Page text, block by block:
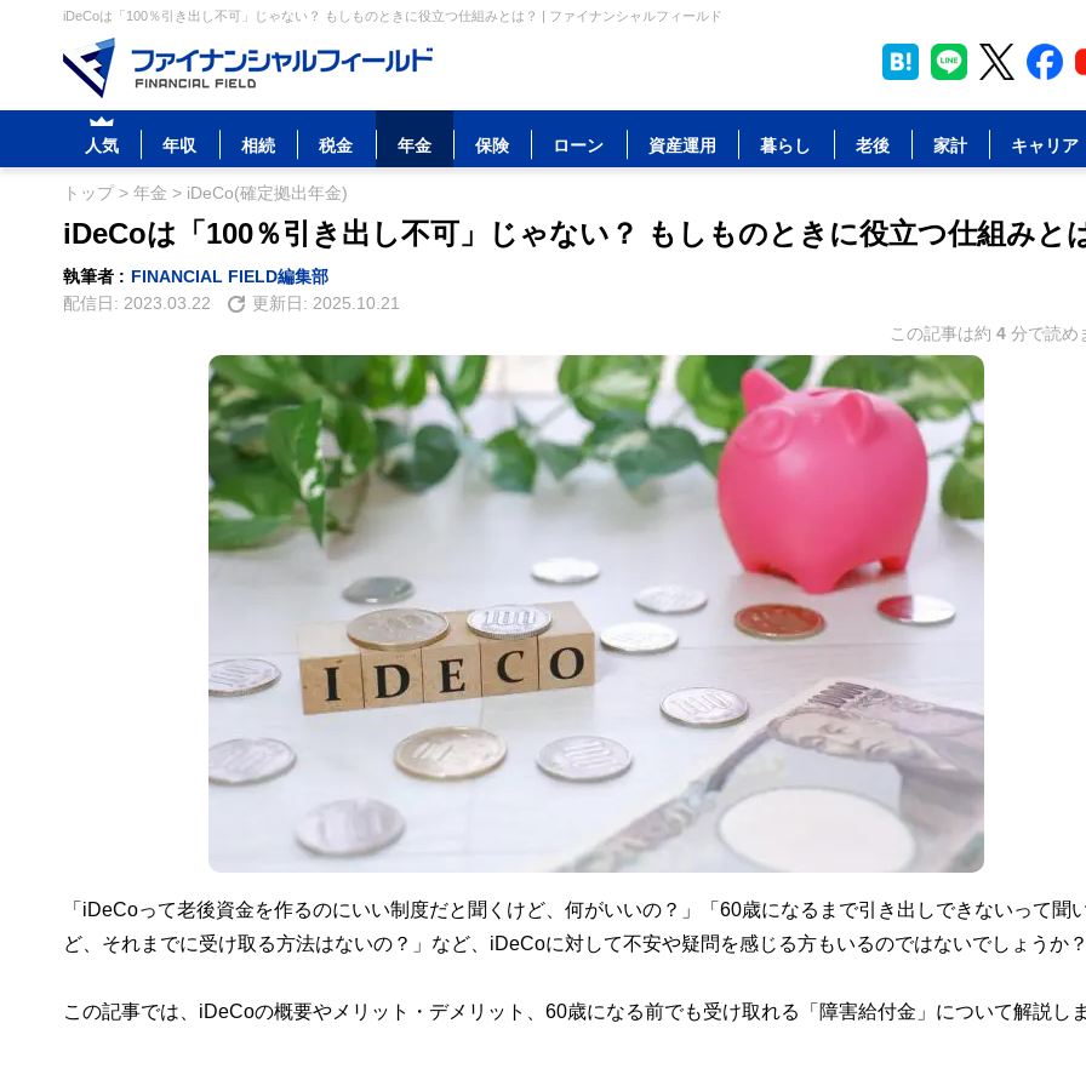
iDeCoは「100％引き出し不可」じゃない？ もしものときに役立つ仕組みとは？ | ファイナンシャルフィールド
人気 年収 相続 税金 年金 保険 ローン 資産運用 暮らし 老後 家計 キャリア
トップ> 年金 > iDeCo(確定拠出年金)
iDeCoは「100％引き出し不可」じゃない？ もしものときに役立つ仕組みと
執筆者 : FINANCIAL FIELD編集部
配信日: 2023.03.22 更新日: 2025.10.21
この記事は約 4 分で読め
「iDeCoって老後資金を作るのにいい制度だと聞くけど、何がいいの？」「60歳になるまで引き出しできないって聞
ど、それまでに受け取る方法はないの？」など、iDeCoに対して不安や疑問を感じる方もいるのではないでしょうか
この記事では、iDeCoの概要やメリット・デメリット、60歳になる前でも受け取れる「障害給付金」について解説し